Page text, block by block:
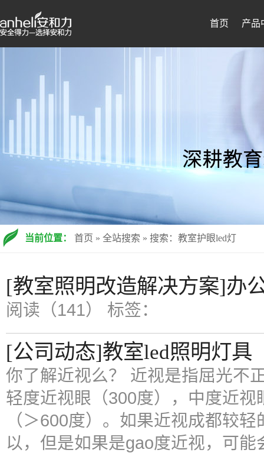
首页 产品
当前位置： 首页 » 全站搜索 » 搜索：教室护眼led灯
[教室照明改造解决方案]办
阅读（141） 标签：
[公司动态]教室led照明灯具
你了解近视么？ 近视是指屈光不
轻度近视眼（300度），中度近
（＞600度）。如果近视成都较
以，但是如果是gao度近视，可